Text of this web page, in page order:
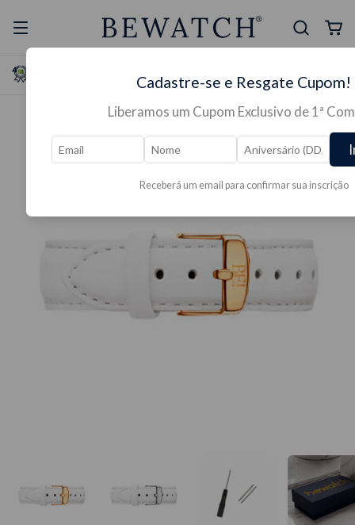
Lojas Físicas
Cadastre-se e Resgate Cupom!
Liberamos um Cupom Exclusivo de 1ª
Receberá um email para confirmar sua inscrição